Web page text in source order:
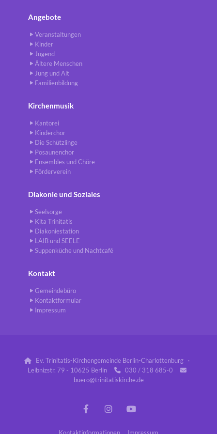
Angebote
Veranstaltungen
Kinder
Jugend
Ältere Menschen
Jung und Alt
Familienbildung
Kirchenmusik
Kantorei
Kinderchor
Die Schützlinge
Posaunenchor
Ensembles und Chöre
Förderverein
Diakonie und Soziales
Seelsorge
Kita Trinitatis
Diakoniestation
LAIB und SEELE
Suppenküche und Nachtcafé
Kontakt
Gemeindebüro
Kontaktformular
Impressum

Ev. Trinitatis-Kirchengemeinde Berlin-Charlottenburg ·
Leibnizstr. 79 - 10625 Berlin
 030 / 318 685-0 
buero@trinitatiskirche.de